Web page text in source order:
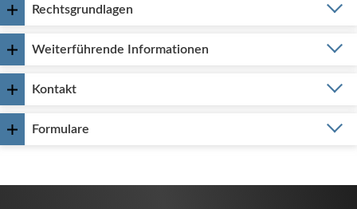
Rechtsgrundlagen
Weiterführende Informationen
Kontakt
Formulare